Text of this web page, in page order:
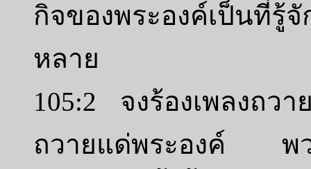
กิจของพระองค์เป็นที่รู้
หลาย
105:2 จงร้องเพลงถว
ถวายแด่พระองค์ พว